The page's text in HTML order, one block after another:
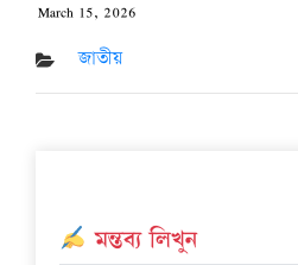
Posted
on
March 15, 2026
জাতীয়
মন্তব্য লিখুন